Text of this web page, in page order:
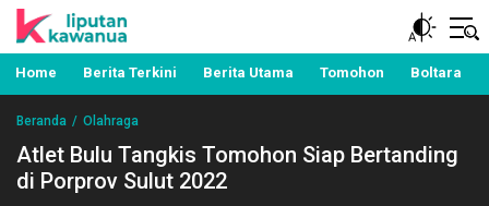
Liputan Kawanua
Berita Manado, Sulawesi Utara, Kawanua, Politik,
Pemerintahan, Hukum Kriminal dan Nasional
Home Berita Terkini Berita Utama Tomohon Boltara
Beranda Olahraga
Atlet Bulu Tangkis Tomohon Siap Bertanding
di Porprov Sulut 2022